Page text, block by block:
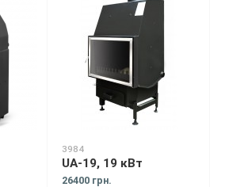
3984
UA-19, 19 кВт
26400 грн.